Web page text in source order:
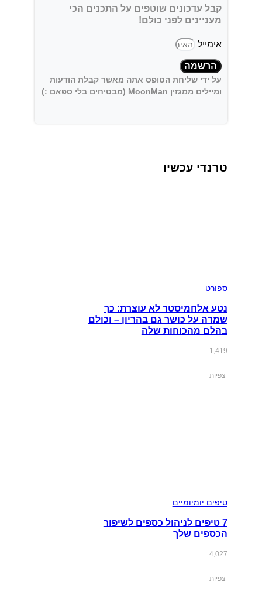
קבל עדכונים שוטפים על התכנים הכי
מעניינים לפני כולם!
אימייל
הרשמה
על ידי שליחת הטופס אתה מאשר קבלת הודעות
ומיילים ממגזין MoonMan (מבטיחים בלי ספאם :)
טרנדי עכשיו
ספורט
נטע אלחמיסטר לא עוצרת: כך
שמרה על כושר גם בהריון – וכולם
בהלם מהכוחות שלה
1,419
צפיות
טיפים יומיומיים
7 טיפים לניהול כספים לשיפור
הכספים שלך
4,027
צפיות